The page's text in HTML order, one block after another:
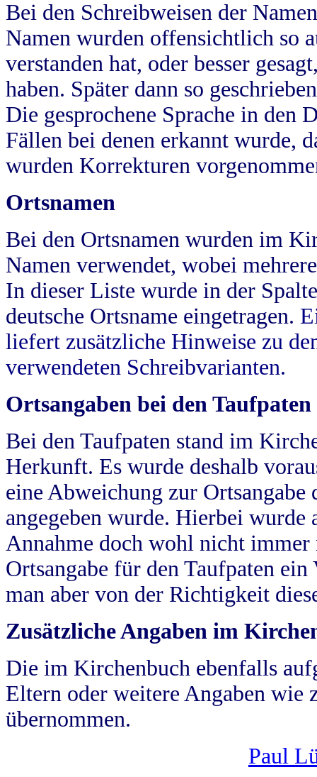
Bei den Schreibweisen der
Namen wurden offensichtlich so
verstanden hat, oder besser
haben. Später dann so
Die gesprochene Sprache in
Fällen bei denen erkannt wurde,
wurden Korrekturen
Ortsnamen
Bei den Ortsnamen wurden im
Namen verwendet, wobei
In dieser Liste wurde in der
deutsche Ortsname eingetragen.
liefert zusätzliche Hinweise zu
verwendeten Schreibvarianten.
Ortsangaben bei den Taufpaten
Bei den Taufpaten stand im
Herkunft. Es wurde deshalb
eine Abweichung zur
angegeben wurde. Hierbei wurde
Annahme doch wohl nicht
Ortsangabe für den Taufpaten
man aber von der Richtigkeit
Zusätzliche Angaben im
Die im Kirchenbuch ebenfalls
Eltern oder weitere Angaben wie
übernommen.
Paul